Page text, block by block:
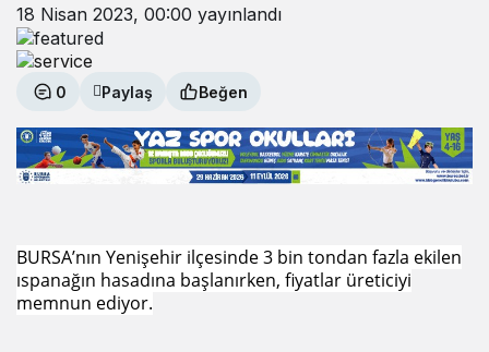
18 Nisan 2023, 00:00 yayınlandı
0 Paylaş Beğen
BURSA’nın Yenişehir ilçesinde 3 bin tondan fazla ekilen
ıspanağın hasadına başlanırken, fiyatlar üreticiyi
memnun ediyor.